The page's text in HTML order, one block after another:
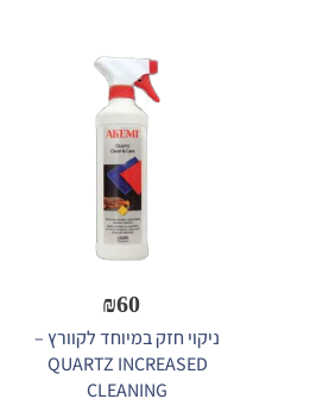
₪60
ניקוי חזק במיוחד לקוורץ –
QUARTZ INCREASED
CLEANING